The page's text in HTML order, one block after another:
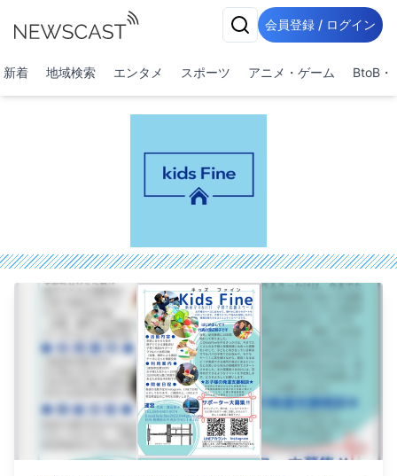
会員登録 / ログイン
新着 地域検索 エンタメ スポーツ アニメ・ゲーム BtoB・